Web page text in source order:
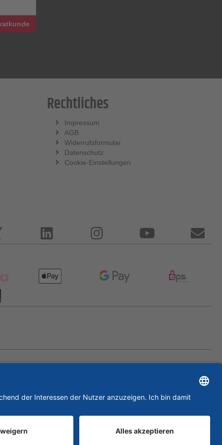
Rechtliches
Impressum
AGB
Widerrufsformular
Datenschutz
Cookie-Einstellungen